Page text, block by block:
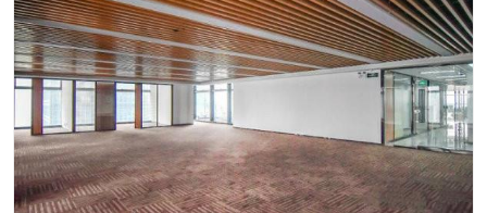
福田中心区写字楼租赁 宝安中心区
深圳宝安
罗湖水贝 南山南油
龙华 罗湖区